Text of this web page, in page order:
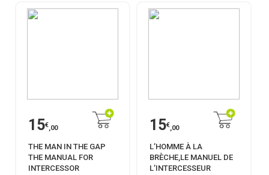
15€,00
THE MAN IN THE GAP
THE MANUAL FOR
INTERCESSOR
15€,00
L’HOMME À LA
BRÈCHE,LE MANUEL DE
L’INTERCESSEUR